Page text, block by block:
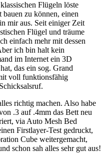
Flügeln löste
bauen zu können, einen
mir aus. Seit einiger Zeit
Flügel und träume
einfach mehr mit dessen
ich bin halt kein
im Internet ein 3D
das ein sog. Grand
voll funktionsfähig
richtig machen. Also habe
.3 auf .4mm das Bett neu
via Auto Mesh Bed
Firstlayer-Test gedruckt,
Cube weitergemacht,
schon sah alles sehr gut aus!